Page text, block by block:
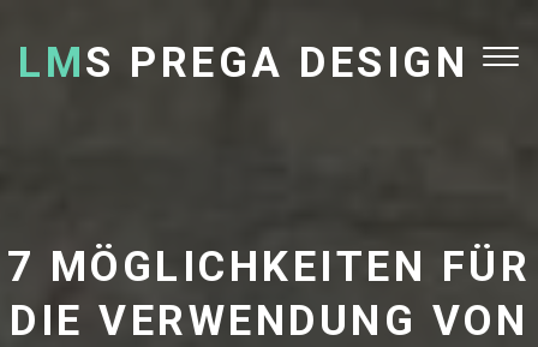
LMS PREGA DESIGN
7 MÖGLICHKEITEN FÜR
DIE VERWENDUNG VON